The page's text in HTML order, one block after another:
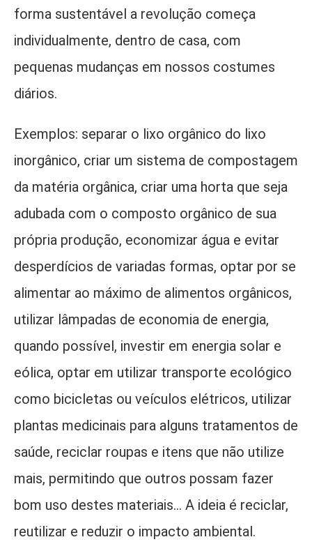
forma sustentável a revolução começa
individualmente, dentro de casa, com
pequenas mudanças em nossos costumes
diários.
Exemplos: separar o lixo orgânico do lixo
inorgânico, criar um sistema de compostagem
da matéria orgânica, criar uma horta que seja
adubada com o composto orgânico de sua
própria produção, economizar água e evitar
desperdícios de variadas formas, optar por se
alimentar ao máximo de alimentos orgânicos,
utilizar lâmpadas de economia de energia,
quando possível, investir em energia solar e
eólica, optar em utilizar transporte ecológico
como bicicletas ou veículos elétricos, utilizar
plantas medicinais para alguns tratamentos de
saúde, reciclar roupas e itens que não utilize
mais, permitindo que outros possam fazer
bom uso destes materiais... A ideia é reciclar,
reutilizar e reduzir o impacto ambiental.